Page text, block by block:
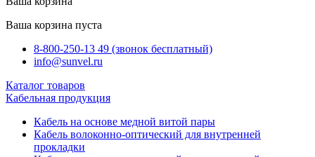
Ваша корзина пуста
8-800-250-13 49 (звонок бесплатный)
info@sunvel.ru
Каталог товаров
Кабельная продукция
Кабель на основе медной витой пары
Кабель волоконно-оптический для внутренней
прокладки